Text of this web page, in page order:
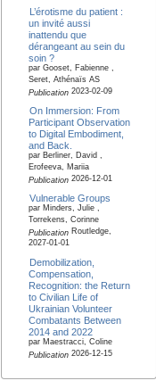
L’érotisme du patient :
un invité aussi
inattendu que
dérangeant au sein du
soin ?
par Gooset, Fabienne ,
Seret, Athénaïs AS
Publication2023-02-09
On Immersion: From
Participant Observation
to Digital Embodiment,
and Back.
par Berliner, David ,
Erofeeva, Mariia
Publication2026-12-01
Vulnerable Groups
par Minders, Julie ,
Torrekens, Corinne
PublicationRoutledge,
2027-01-01
Demobilization,
Compensation,
Recognition: the Return
to Civilian Life of
Ukrainian Volunteer
Combatants Between
2014 and 2022
par Maestracci, Coline
Publication2026-12-15